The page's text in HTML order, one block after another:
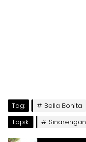
Tag: Bella Bonita
Topik:
Sinarengan